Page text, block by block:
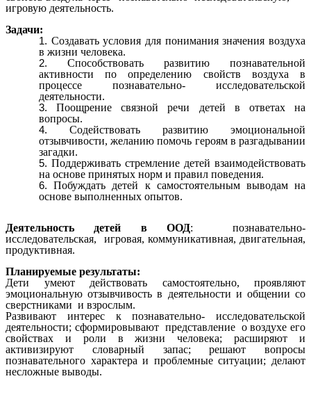
игровую деятельность.
Задачи:
Создавать условия для понимания значения воздуха
в жизни человека.
Способствовать развитию познавательной
активности по определению свойств воздуха в
процессе познавательно- исследовательской
деятельности.
Поощрение связной речи детей в ответах на
вопросы.
Содействовать развитию эмоциональной
отзывчивости, желанию помочь героям в разгадывании
загадки.
Поддерживать стремление детей взаимодействовать
на основе принятых норм и правил поведения.
Побуждать детей к самостоятельным выводам на
основе выполненных опытов.
Деятельность детей в ООД: познавательно-
исследовательская, игровая, коммуникативная, двигательная,
продуктивная.
Планируемые результаты:
Дети умеют действовать самостоятельно, проявляют
эмоциональную отзывчивость в деятельности и общении со
сверстниками и взрослым.
Развивают интерес к познавательно- исследовательской
деятельности; сформировывают представление о воздухе его
свойствах и роли в жизни человека; расширяют и
активизируют словарный запас; решают вопросы
познавательного характера и проблемные ситуации; делают
несложные выводы.